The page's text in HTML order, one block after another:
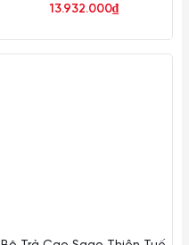
13.932.000₫